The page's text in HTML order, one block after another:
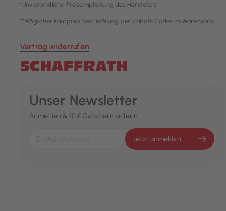
*Unverbindliche Preisempfehlung des Herstellers
**Möglicher Kaufpreis bei Einlösung des Rabatt-Codes im Warenkorb
Vertrag widerrufen
Unser Newsletter
Anmelden & 10 € Gutschein sichern¹
Jetzt anmelden